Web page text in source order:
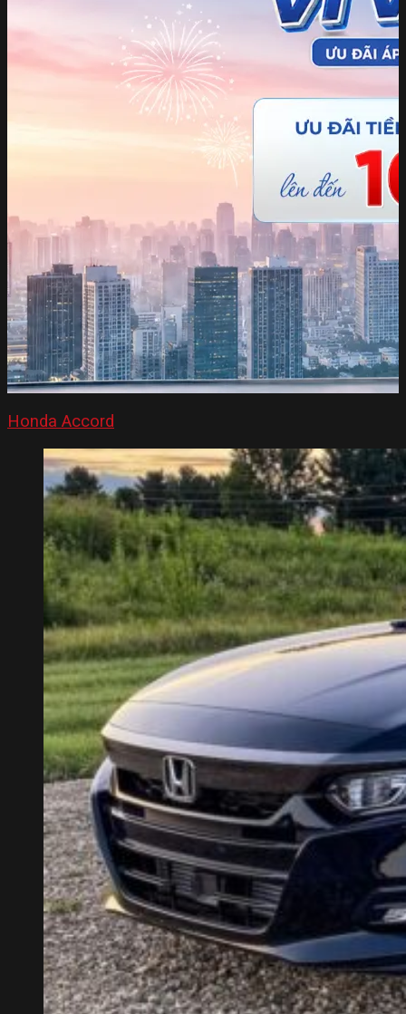
LIÊN HỆ HOTLINE 0375.83.79.79
NHẬN NGAY
GIẢM TIỀN MẶT TRỰC TIẾP
QUÀ TẶNG BẢO HIỂM THÂN VỎ
QUÀ TẶNG PHỤ KIỆN CHÍNH HÃNG, BẢO
HÀNH XE
ƯU ĐÃI ĐẶC BIỆT CHO KHÁCH LIÊN HỆ
HOTLINE
NHẬN ƯU ĐÃI ĐĂNG KÝ LÁI THỬ
Honda Accord